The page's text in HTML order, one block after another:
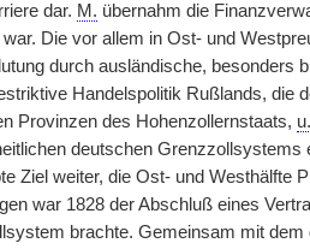
dar. M. übernahm die|
war. Die vor allem in Ost- und
durch ausländische, besonders
Handelspolitik Rußlands, die
Provinzen des Hohenzollernstaats,
deutschen
Ziel weiter, die Ost- und Westhälfte
war 1828 der Abschluß eines
brachte. Gemeinsam mit